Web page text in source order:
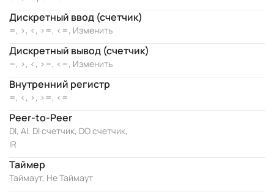
Дискретный ввод (счетчик)
=, >, <, >=, <=, Изменить
Дискретный вывод (счетчик)
=, >, <, >=, <=, Изменить
Внутренний регистр
=, <, >, >=, <=
Peer-to-Peer
DI, AI, DI счетчик, DO счетчик,
IR
Таймер
Таймаут, Не Таймаут